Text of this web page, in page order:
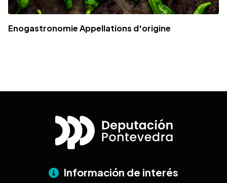
Enogastronomie Appellations d'origine
Información de interés